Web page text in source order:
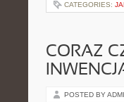
CATEGORIES:
CORAZ
POSTED BY